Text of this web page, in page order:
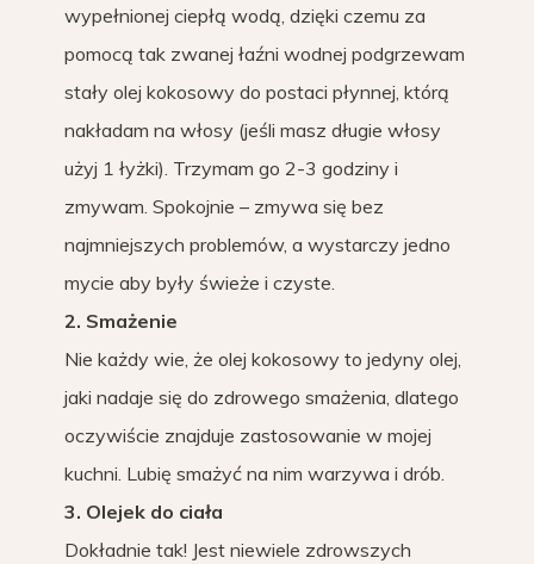
wypełnionej ciepłą wodą, dzięki czemu za
pomocą tak zwanej łaźni wodnej podgrzewam
stały olej kokosowy do postaci płynnej, którą
nakładam na włosy (jeśli masz długie włosy
użyj 1 łyżki). Trzymam go 2-3 godziny i
zmywam. Spokojnie – zmywa się bez
najmniejszych problemów, a wystarczy jedno
mycie aby były świeże i czyste.
2. Smażenie
Nie każdy wie, że olej kokosowy to jedyny olej,
jaki nadaje się do zdrowego smażenia, dlatego
oczywiście znajduje zastosowanie w mojej
kuchni. Lubię smażyć na nim warzywa i drób.
3. Olejek do ciała
Dokładnie tak! Jest niewiele zdrowszych